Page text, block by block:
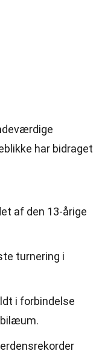
har bidraget
af den 13-årige
turnering i
i forbindelse